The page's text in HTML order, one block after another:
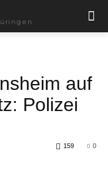
auf
Polizei
0
159